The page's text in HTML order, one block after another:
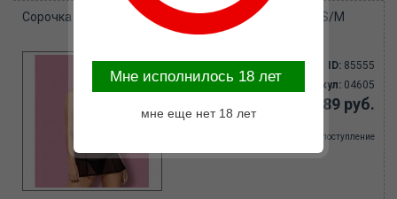
Сорочка полупрозрачная и стринги черные, 04605 S/M
ID: 85555
Артикул: 04605
3189 руб.
Ожидается поступление
Mне исполнилось 18 лет
мне еще нет 18 лет